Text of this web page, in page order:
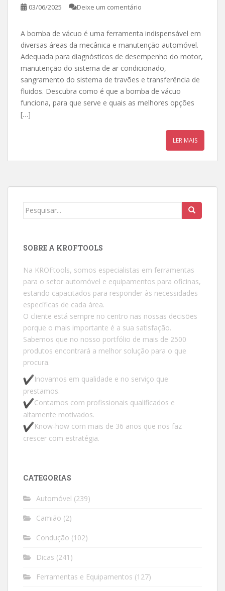
03/06/2025 Deixe um comentário
A bomba de vácuo é uma ferramenta indispensável em
diversas áreas da mecânica e manutenção automóvel.
Adequada para diagnósticos de desempenho do motor,
manutenção do sistema de ar condicionado,
sangramento do sistema de travões e transferência de
fluidos. Descubra como é que a bomba de vácuo
funciona, para que serve e quais as melhores opções
[…]
LER MAIS
Procurar por:
SOBRE A KROFTOOLS
Na KROFtools, somos especialistas em ferramentas
para o setor automóvel e equipamentos para oficinas,
estando capacitados para responder às necessidades
específicas de cada área.
O cliente está sempre no centro nas nossas decisões
porque o mais importante é a sua satisfação.
Sabemos que no nosso portfólio de mais de 2500
produtos encontrará a melhor solução para o que
procura.
Inovamos em qualidade e no serviço que
prestamos.
Contamos com profissionais qualificados e
altamente motivados.
Know-how com mais de 36 anos que nos faz
crescer com estratégia.
CATEGORIAS
Automóvel (239)
Camião (2)
Condução (102)
Dicas (241)
Ferramentas e Equipamentos (127)